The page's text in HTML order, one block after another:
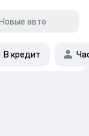
авто
В кредит